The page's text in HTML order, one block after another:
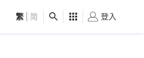
觀點 健康 好食玩飛
繁 简 登入